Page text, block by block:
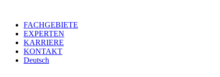
springenFACHGEBIETE
EXPERTEN
KARRIERE
KONTAKT
Deutsch